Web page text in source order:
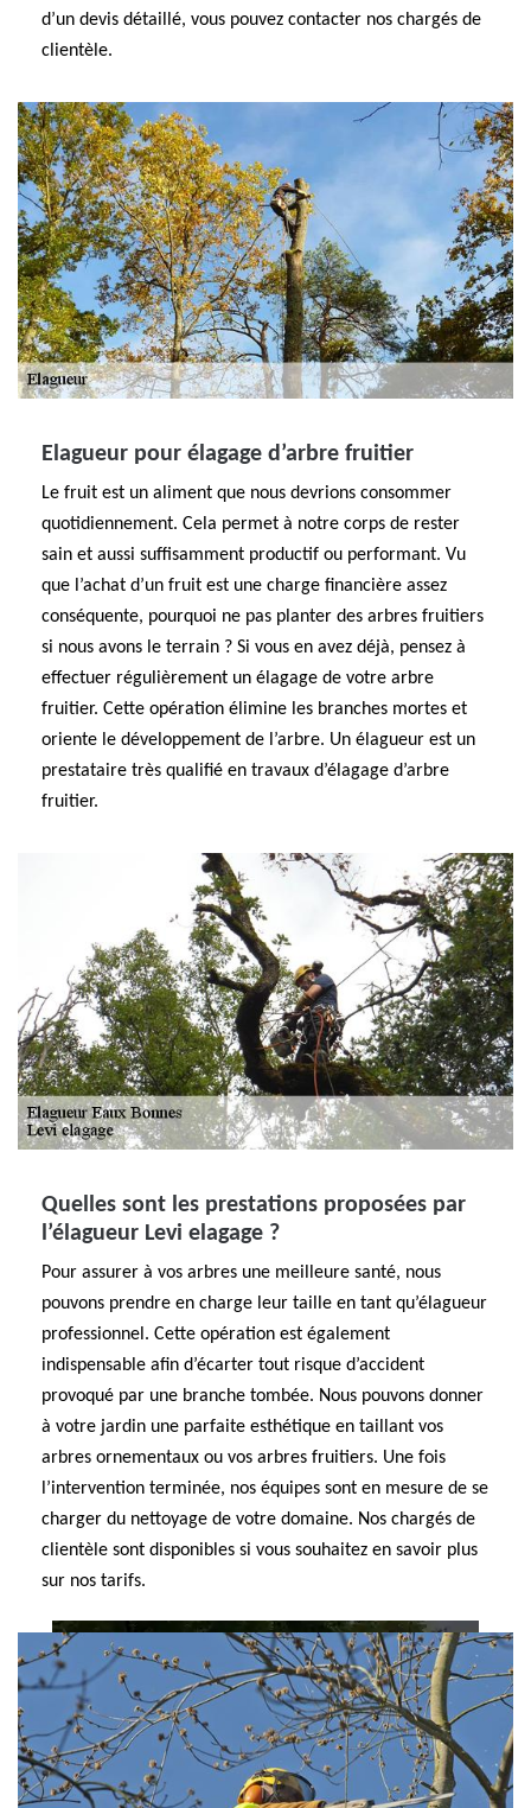
d’un devis détaillé, vous pouvez contacter nos chargés de
clientèle.
Elagueur pour élagage d’arbre fruitier
Le fruit est un aliment que nous devrions consommer
quotidiennement. Cela permet à notre corps de rester
sain et aussi suffisamment productif ou performant. Vu
que l’achat d’un fruit est une charge financière assez
conséquente, pourquoi ne pas planter des arbres fruitiers
si nous avons le terrain ? Si vous en avez déjà, pensez à
effectuer régulièrement un élagage de votre arbre
fruitier. Cette opération élimine les branches mortes et
oriente le développement de l’arbre. Un élagueur est un
prestataire très qualifié en travaux d’élagage d’arbre
fruitier.
Quelles sont les prestations proposées par
l’élagueur Levi elagage ?
Pour assurer à vos arbres une meilleure santé, nous
pouvons prendre en charge leur taille en tant qu’élagueur
professionnel. Cette opération est également
indispensable afin d’écarter tout risque d’accident
provoqué par une branche tombée. Nous pouvons donner
à votre jardin une parfaite esthétique en taillant vos
arbres ornementaux ou vos arbres fruitiers. Une fois
l’intervention terminée, nos équipes sont en mesure de se
charger du nettoyage de votre domaine. Nos chargés de
clientèle sont disponibles si vous souhaitez en savoir plus
sur nos tarifs.